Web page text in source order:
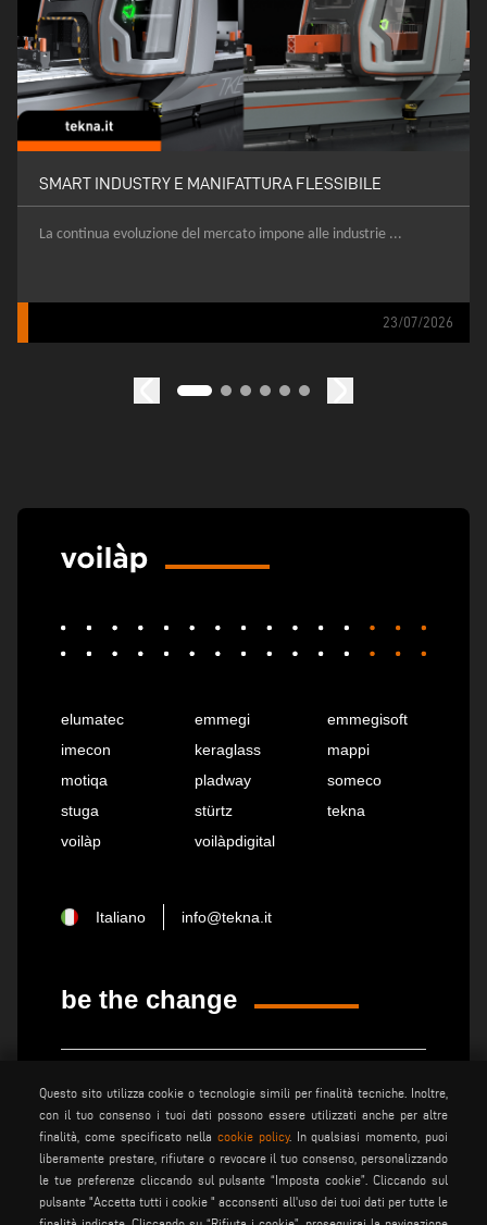
SMART INDUSTRY E MANIFATTURA FLESSIBILE
La continua evoluzione del mercato impone alle industrie ...
23/07/2026
elumatec emmegi
emmegisoft
imecon
keraglass
mappi
motiqa
pladway
someco
stuga
stürtz
tekna
voilàp
voilàpdigital
Italiano info@tekna.it
be the change
condizioni generali di vendita
condizioni generali di
impostazione cookies
Questo sito utilizza cookie o tecnologie simili per finalità tecniche. Inoltre,
con il tuo consenso i tuoi dati possono essere utilizzati anche per altre
finalità, come specificato nellacookie policy. In qualsiasi momento, puoi
liberamente prestare, rifiutare o revocare il tuo consenso, personalizzando
le tue preferenze cliccando sul pulsante “Imposta cookie”. Cliccando sul
pulsante "Accetta tutti i cookie " acconsenti all'uso dei tuoi dati per tutte le